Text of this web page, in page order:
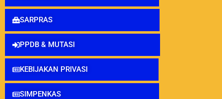
SARPRAS
PPDB & MUTASI
KEBIJAKAN PRIVASI
SIMPENKAS